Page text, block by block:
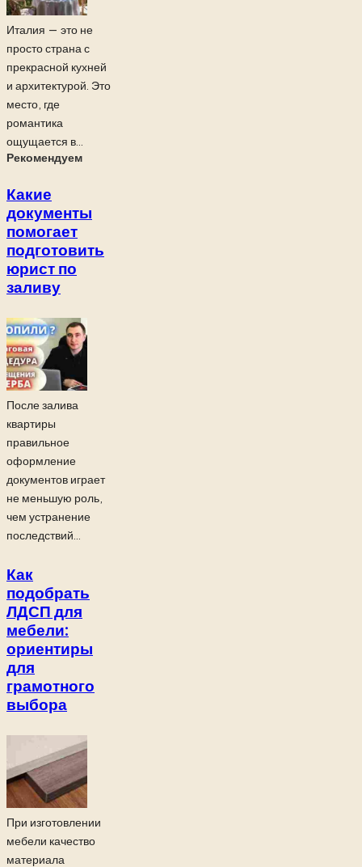
Италия — это не
просто страна с
прекрасной кухней
и архитектурой. Это
место, где
романтика
ощущается в...
Рекомендуем
Какие
документы
помогает
подготовить
юрист по
заливу
После залива
квартиры
правильное
оформление
документов играет
не меньшую роль,
чем устранение
последствий...
Как
подобрать
ЛДСП для
мебели:
ориентиры
для
грамотного
выбора
При изготовлении
мебели качество
материала